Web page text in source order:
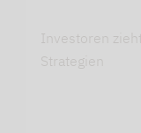
Investoren
Strategien